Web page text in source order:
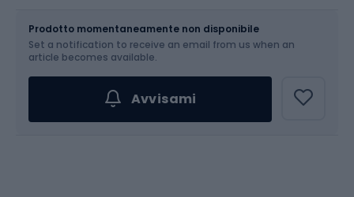
Prodotto momentaneamente non disponibile
Set a notification to receive an email from us when an
article becomes available.
Avvisami